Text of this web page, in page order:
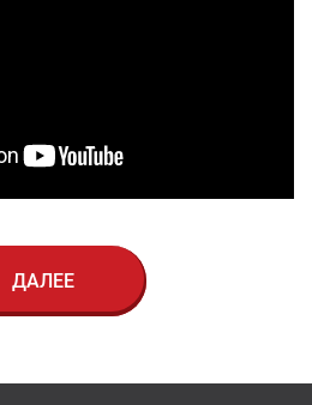
ДАЛЕЕ